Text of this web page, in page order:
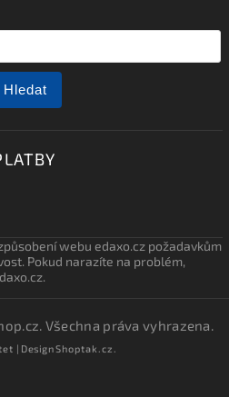
Hledat
webu edaxo.cz požadavkům
Pokud narazíte na problém,
. Všechna práva vyhrazena.
| DesignShoptak.cz.